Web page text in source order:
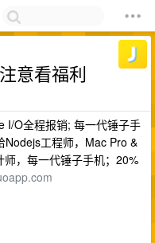
意看福利
I/O全程报销; 每一代锤子手
Nodejs工程师，Mac Pro &
，每一代锤子手机；20%